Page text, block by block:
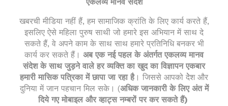
खबरची मीडिया नहीं हैं, हम सामाजिक क्रांति के लिए कार्य करते हैं,
इसलिए ऐसे महिला पुरुष साथी जो हमारे इस अभियान में साथ दे
सकते हैं, वे अपने काम के साथ साथ हमारे प्रतिनिधि बनकर भी
कार्य कर सकते हैं। अब एक नई पहल के अंतर्गत एकलव्य मानव
संदेश के साथ जुड़ने वाले हर व्यक्ति का खुद का विज्ञापन एकबार
हमारी मासिक पत्रिका में छापा जा रहा है। जिससे आपको देेेश और
दुनिया में जान पहचान मिल सके। (अधिक जानकारी के लिए अंत में
दिये गए मोबाइल और व्हाट्स नम्बरों पर कर सकते हैं)